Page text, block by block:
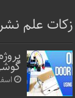
زکات علم
اسفند